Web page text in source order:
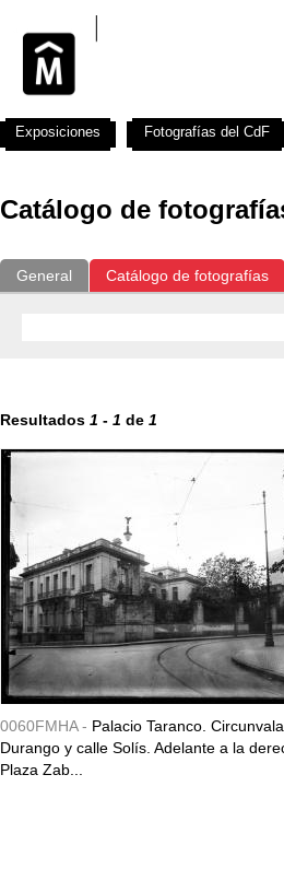
Catálogo de
General Catálogo de fotografías
Resultados 1 - 1 de 1
0060FMHA - Palacio Taranco.
Durango y calle Solís. Adelante a la
Plaza Zab...
Exposiciones Fotografías del CdF